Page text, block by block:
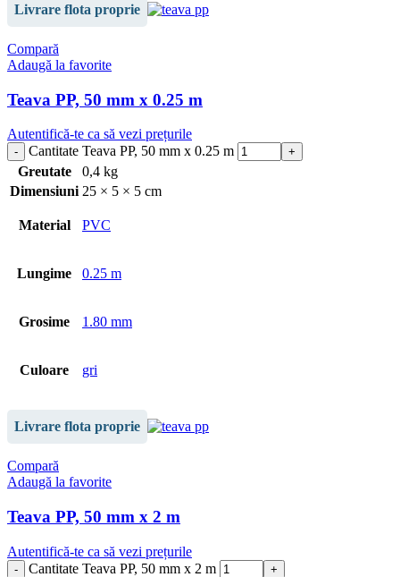
Livrare flota proprie
Compară
Adaugă la favorite
Teava PP, 50 mm x 0.25 m
Autentifică-te ca să vezi prețurile
Cantitate Teava PP, 50 mm x 0.25 m
Greutate
0,4 kg
Dimensiuni 25 × 5 × 5 cm
Material PVC
Lungime 0.25 m
Grosime 1.80 mm
Culoare gri
Livrare flota proprie
Compară
Adaugă la favorite
Teava PP, 50 mm x 2 m
Autentifică-te ca să vezi prețurile
Cantitate Teava PP, 50 mm x 2 m